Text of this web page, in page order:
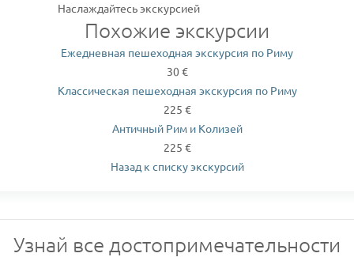
Наслаждайтесь экскурсией
Похожие экскурсии
Ежедневная пешеходная экскурсия по Риму
30 €
Классическая пешеходная экскурсия по Риму
225 €
Античный Рим и Колизей
225 €
Назад к списку экскурсий
Узнай все достопримечательности